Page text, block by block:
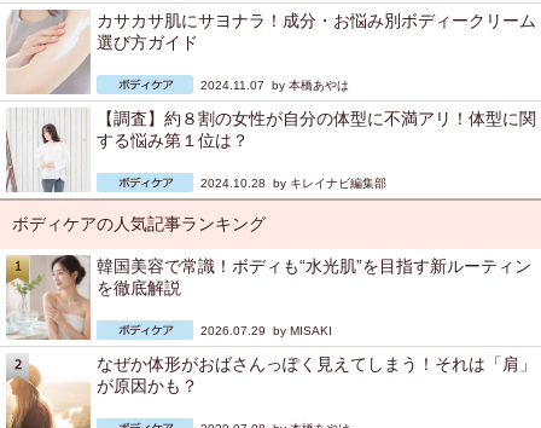
カサカサ肌にサヨナラ！成分・お悩み別ボディークリーム
選び方ガイド
2024.11.07 by 本橋あやは
【調査】約８割の女性が自分の体型に不満アリ！体型に関
する悩み第１位は？
2024.10.28 by キレイナビ編集部
ボディケアの人気記事ランキング
韓国美容で常識！ボディも“水光肌”を目指す新ルーティン
を徹底解説
2026.07.29 by MISAKI
なぜか体形がおばさんっぽく見えてしまう！それは「肩」
が原因かも？